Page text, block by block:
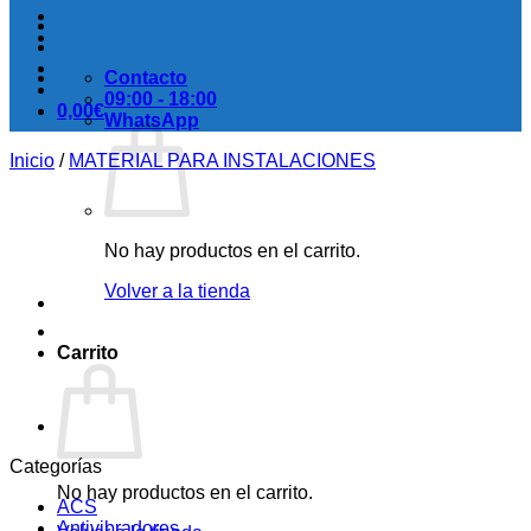
0,00€
No hay productos en el carrito.
Volver a la tienda
Carrito
No hay productos en el carrito.
Contacto
09:00 - 18:00
WhatsApp
Inicio / MATERIAL PARA INSTALACIONES
Categorías
ACS